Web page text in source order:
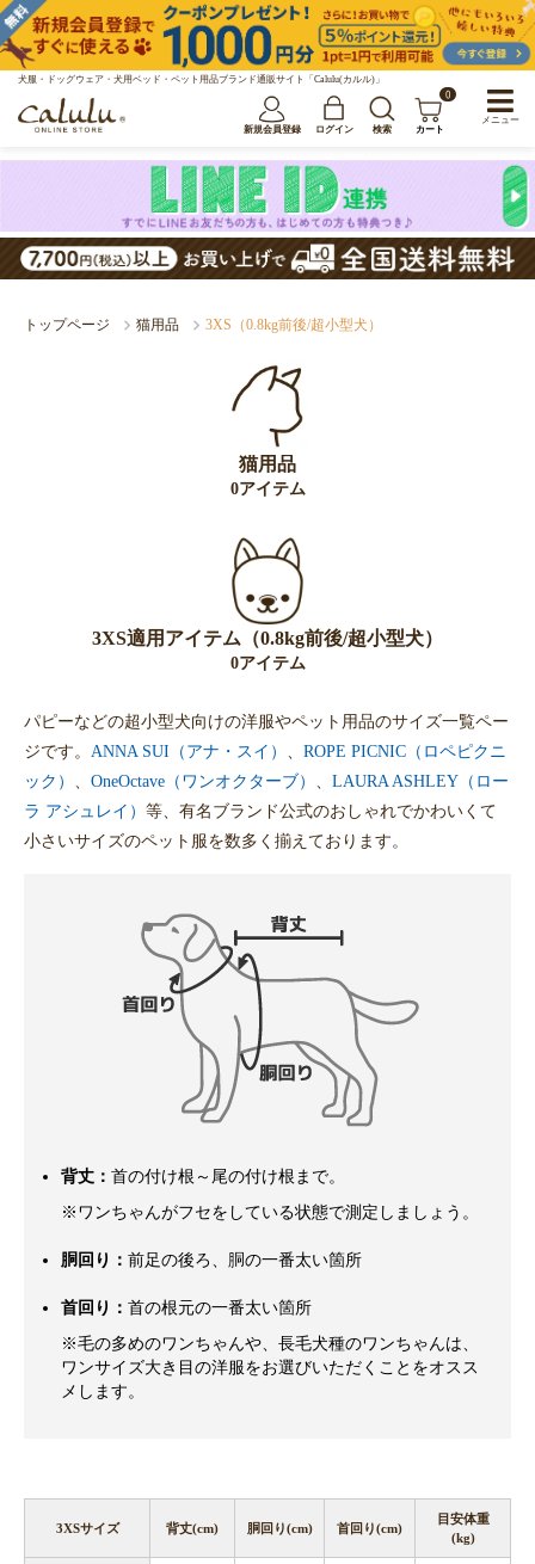
犬服・ドッグウェア・犬用ベッド・ペット用品ブランド通販サイト「Calulu(カルル)」
新規会員登録 ログイン 検索
0
カート
トップページ 猫用品 3XS（0.8kg前後/超小型犬）
猫用品
0アイテム
3XS適用アイテム（0.8kg前後/超小型犬）
0アイテム
パピーなどの超小型犬向けの洋服やペット用品のサイズ一覧ペー
ジです。 ANNA SUI（アナ・スイ） 、 ROPE PICNIC（ロペピクニ
ック） 、 OneOctave（ワンオクターブ） 、 LAURA ASHLEY（ロー
ラ アシュレイ） 等、有名ブランド公式のおしゃれでかわいくて
小さいサイズのペット服を数多く揃えております。
背丈： 首の付け根～尾の付け根まで。
※ワンちゃんがフセをしている状態で測定しましょう。
胴回り： 前足の後ろ、胴の一番太い箇所
首回り： 首の根元の一番太い箇所
※毛の多めのワンちゃんや、長毛犬種のワンちゃんは、
ワンサイズ大き目の洋服をお選びいただくことをオスス
メします。
3XSサイズ 背丈(cm) 胴回り(cm) 首回り(cm)
目安体重
(kg)
メニュー